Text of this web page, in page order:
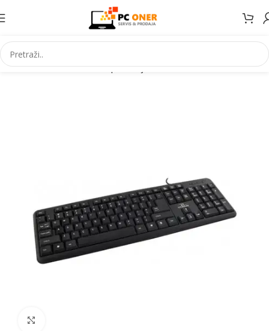
Početna Informatika PC periferija Tastature